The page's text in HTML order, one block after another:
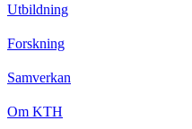
Utbildning
Forskning
Samverkan
Om KTH